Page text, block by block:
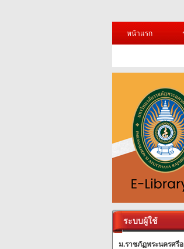
หน้าแรก
ระบบผู้ใช้
ม.ราชภัฏพระนครศรี